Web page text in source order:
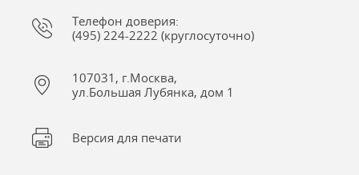
Телефон доверия:
(495) 224-2222 (круглосуточно)
107031, г.Москва,
ул.Большая Лубянка, дом 1
Версия для печати